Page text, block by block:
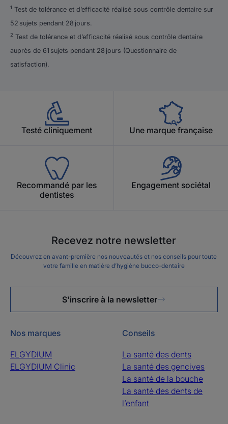
1 Test de tolérance et d’efficacité réalisé sous contrôle dentaire sur
52 sujets pendant 28 jours.
2 Test de tolérance et d’efficacité réalisé sous contrôle dentaire
auprès de 61 sujets pendant 28 jours (Questionnaire de
satisfaction).
Testé cliniquement Une marque française
Recommandé par les
dentistes
Engagement sociétal
Recevez notre newsletter
Découvrez en avant-première nos nouveautés et nos conseils pour toute
votre famille en matière d’hygiène bucco-dentaire
S'inscrire à la newsletter
Nos marques
ELGYDIUM
ELGYDIUM Clinic
Conseils
La santé des dents
La santé des gencives
La santé de la bouche
La santé des dents de
l’enfant